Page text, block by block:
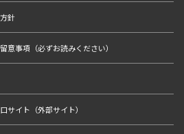
針
意事項（必ずお読みください）
サイト（外部サイト）